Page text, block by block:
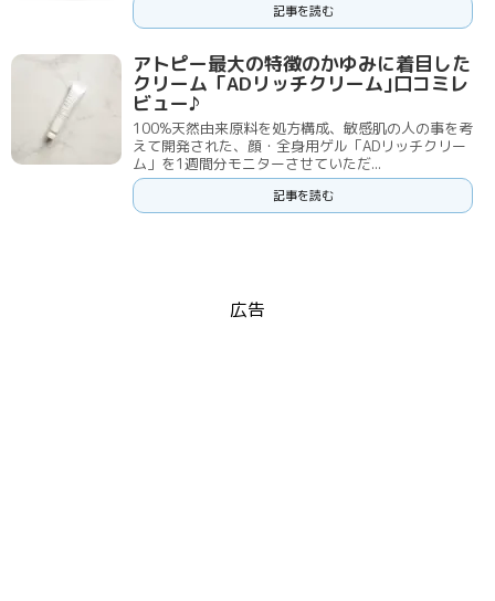
記事を読む
アトピー最大の特徴のかゆみに着目した
クリーム「ADリッチクリーム｣口コミレ
ビュー♪
100%天然由来原料を処方構成、敏感肌の人の事を考
えて開発された、顔・全身用ゲル「ADリッチクリー
ム」を1週間分モニターさせていただ...
記事を読む
広告